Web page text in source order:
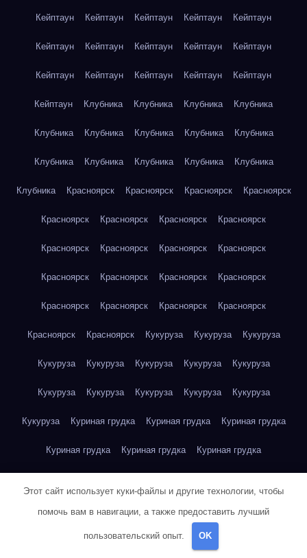
Кейптаун Кейптаун Кейптаун Кейптаун Кейптаун
Кейптаун Кейптаун Кейптаун Кейптаун Кейптаун
Кейптаун Кейптаун Кейптаун Кейптаун Кейптаун
Кейптаун Клубника Клубника Клубника Клубника
Клубника Клубника Клубника Клубника Клубника
Клубника Клубника Клубника Клубника Клубника
Клубника Красноярск Красноярск Красноярск Красноярск
Красноярск Красноярск Красноярск Красноярск
Красноярск Красноярск Красноярск Красноярск
Красноярск Красноярск Красноярск Красноярск
Красноярск Красноярск Красноярск Красноярск
Красноярск Красноярск Кукуруза Кукуруза Кукуруза
Кукуруза Кукуруза Кукуруза Кукуруза Кукуруза
Кукуруза Кукуруза Кукуруза Кукуруза Кукуруза
Кукуруза Куриная грудка Куриная грудка Куриная грудка
Куриная грудка Куриная грудка Куриная грудка
Куриная грудка Куриная грудка Куриная грудка
Куриная грудка Куриная грудка Куриная грудка
Этот сайт использует куки-файлы и другие технологии, чтобы
помочь вам в навигации, а также предоставить лучший
пользовательский опыт. OK